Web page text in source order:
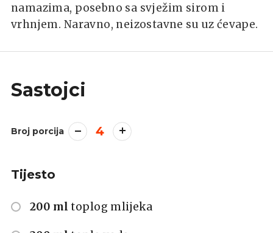
namazima, posebno sa svježim sirom i
vrhnjem. Naravno, neizostavne su uz ćevape.
Sastojci
Broj porcija 4
Tijesto
200 ml toplog mlijeka